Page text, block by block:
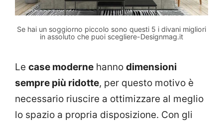
Se hai un soggiorno piccolo sono questi 5 i divani migliori
in assoluto che puoi scegliere-Designmag.it
Le case moderne hanno dimensioni
sempre più ridotte, per questo motivo è
necessario riuscire a ottimizzare al meglio
lo spazio a propria disposizione. Con gli